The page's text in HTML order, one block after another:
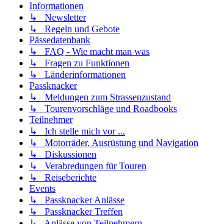
Informationen
↳ Newsletter
↳ Regeln und Gebote
Pässedatenbank
↳ FAQ - Wie macht man was
↳ Fragen zu Funktionen
↳ Länderinformationen
Passknacker
↳ Meldungen zum Strassenzustand
↳ Tourenvorschläge und Roadbooks
Teilnehmer
↳ Ich stelle mich vor ...
↳ Motorräder, Ausrüstung und Navigation
↳ Diskussionen
↳ Verabredungen für Touren
↳ Reiseberichte
Events
↳ Passknacker Anlässe
↳ Passknacker Treffen